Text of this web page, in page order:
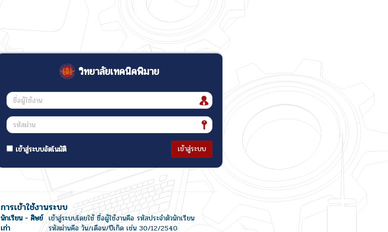
วิทยาลัยเทคนิคพิมาย
เข้าสู่ระบบอัตโนมัติ เข้าสู่ระบบ
การเข้าใช้งานระบบ
นักเรียน - ศิษย์
เก่า
เข้าสู่ระบบโดยใช้ ชื่อผู้ใช้งานคือ รหัสประจำตัวนักเรียน
รหัสผ่านคือ วัน/เดือน/ปีเกิด เช่น 30/12/2540